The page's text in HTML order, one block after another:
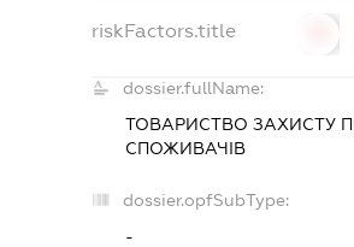
riskFactors.title
dossier.fullName:
ТОВАРИСТВО ЗАХИСТУ
СПОЖИВАЧІВ
dossier.opfSubType:
-